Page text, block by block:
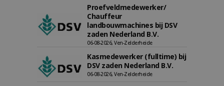
Proefveldmedewerker/
Chauffeur
landbouwmachines bij DSV
zaden Nederland B.V.
06-08-2026, Ven-Zelderheide
Kasmedewerker (fulltime) bij
DSV zaden Nederland B.V.
06-08-2026, Ven-Zelderheide